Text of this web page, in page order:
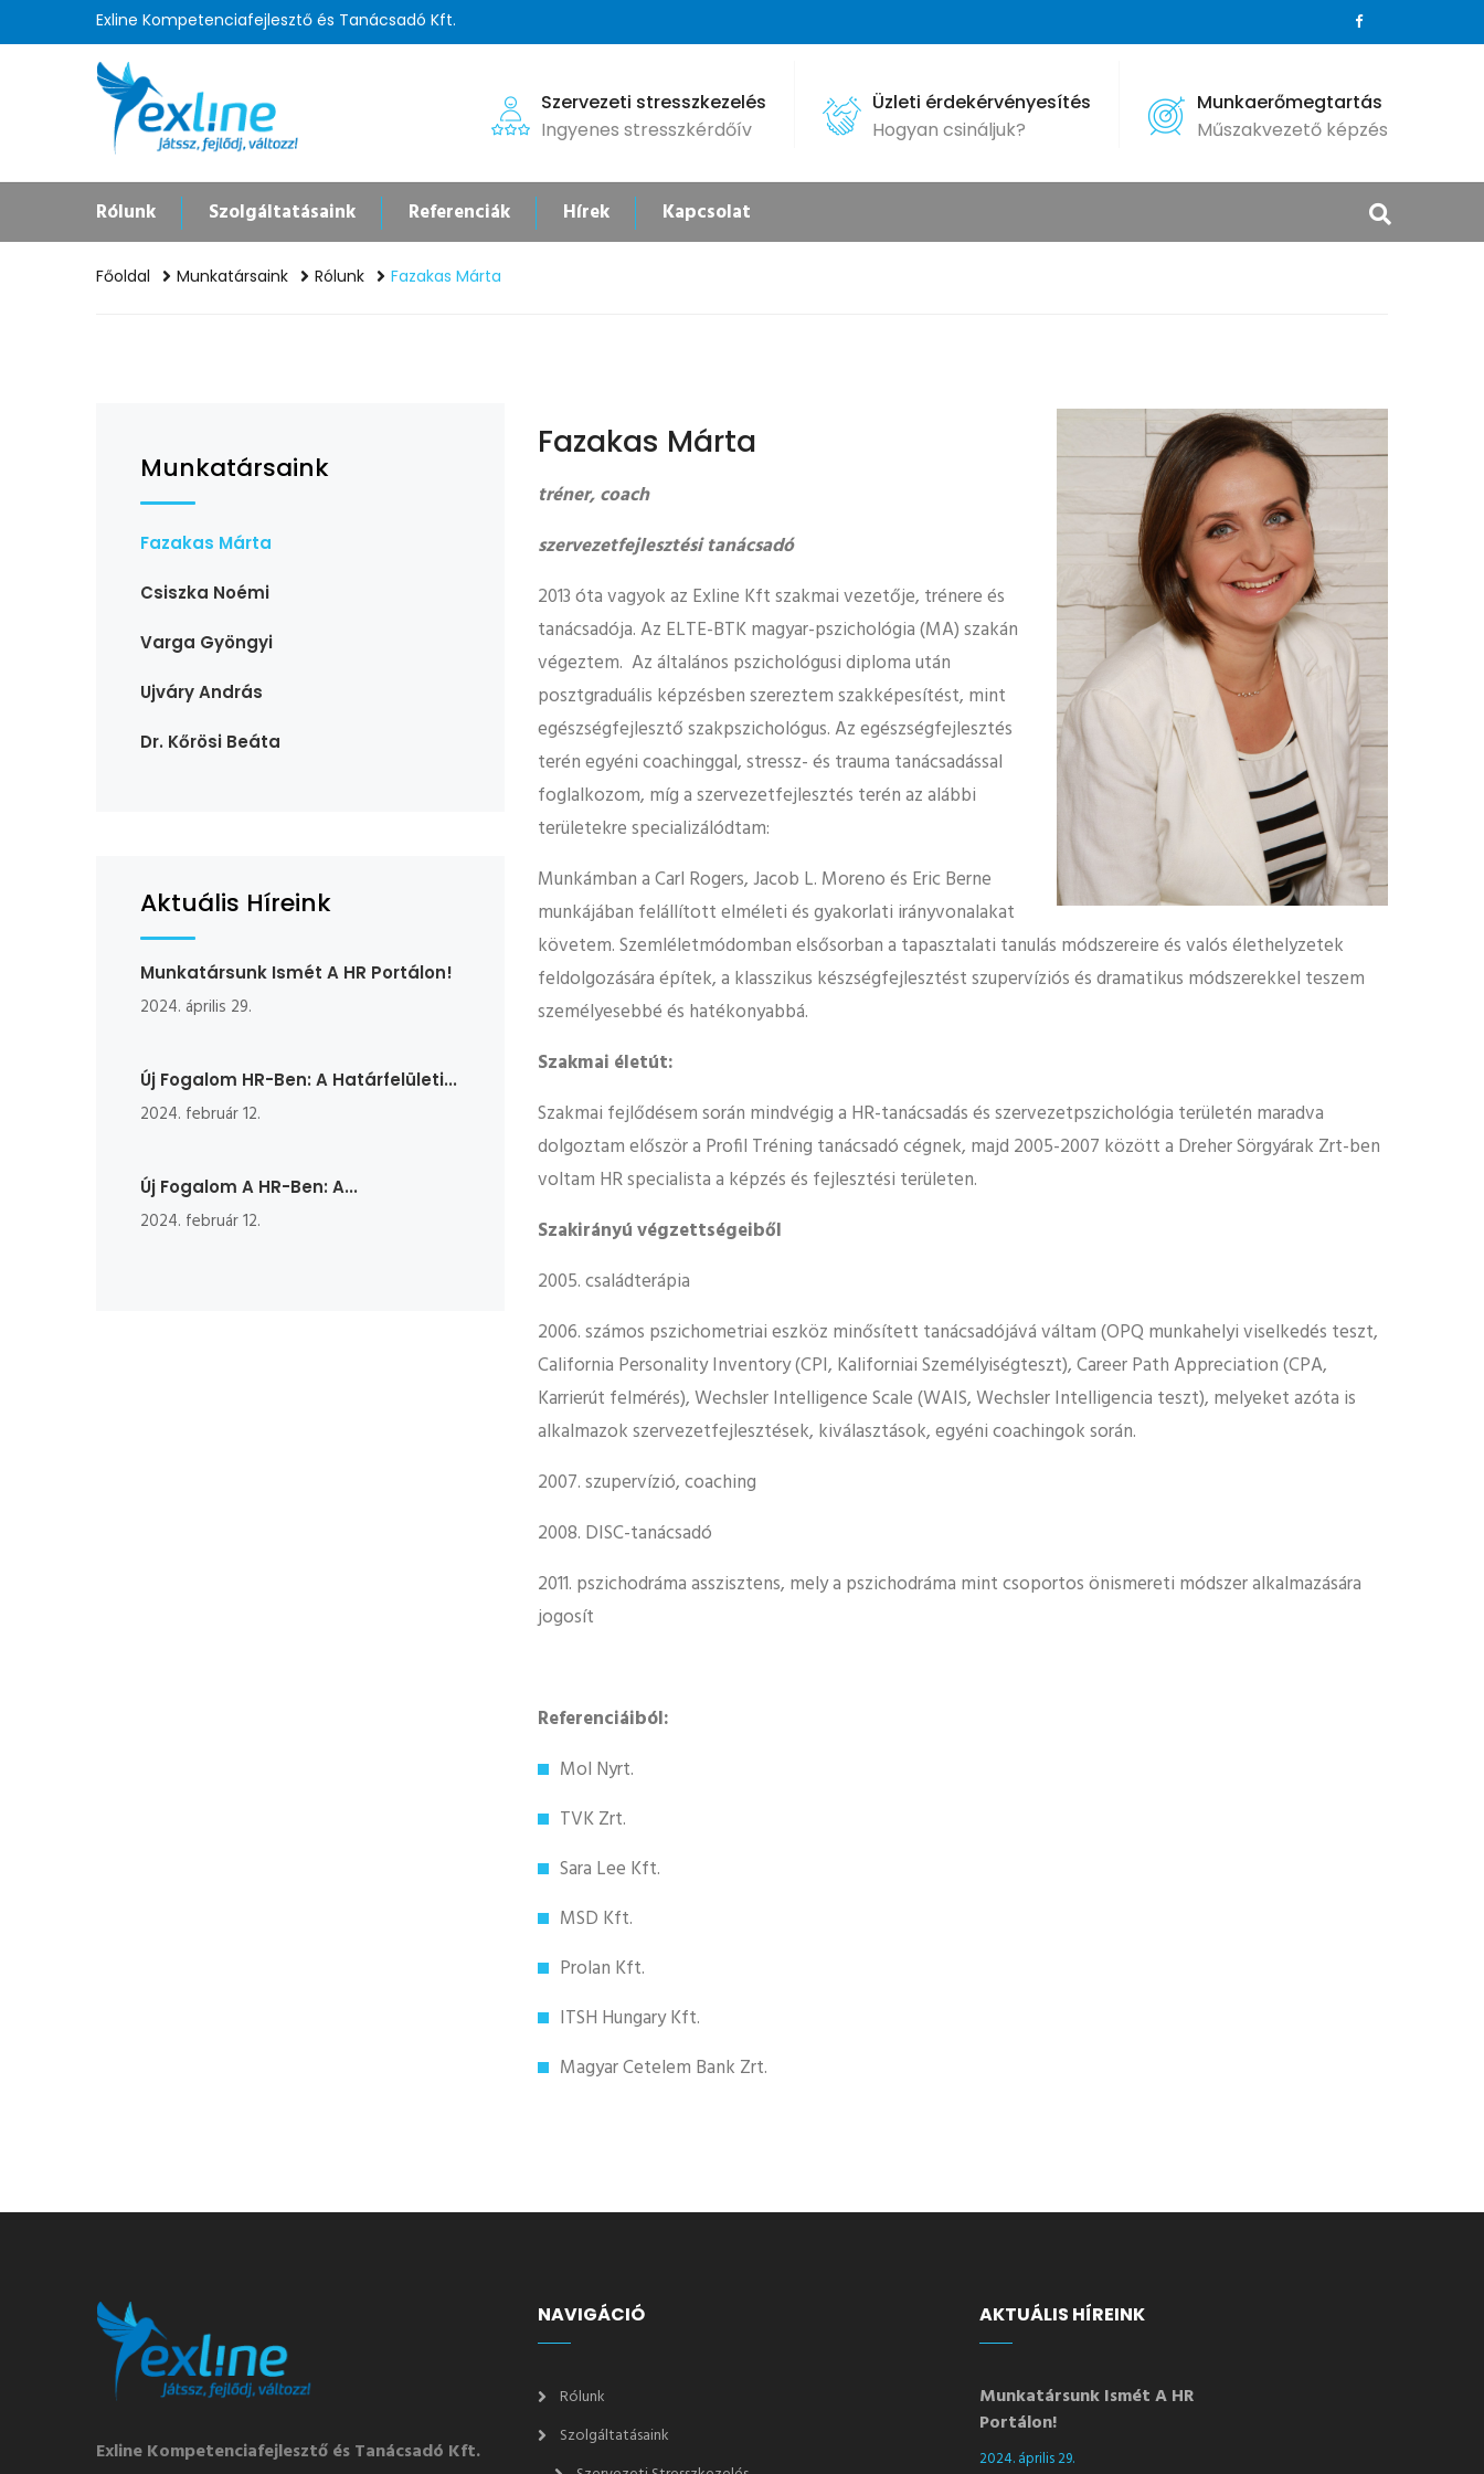
Exline Kompetenciafejlesztő és Tanácsadó Kft.
Szervezeti stresszkezelés
Ingyenes stresszkérdőív
Üzleti érdekérvényesítés
Hogyan csináljuk?
Munkaerőmegtartás
Műszakvezető képzés
Rólunk Szolgáltatásaink Referenciák Hírek Kapcsolat
Főoldal Munkatársaink Rólunk Fazakas Márta
Munkatársaink
Fazakas Márta
Csiszka Noémi
Varga Gyöngyi
Ujváry András
Dr. Kőrösi Beáta
Aktuális Híreink
Munkatársunk Ismét A HR Portálon!
2024. április 29.
Új Fogalom HR-Ben: A Határfelületi...
2024. február 12.
Új Fogalom A HR-Ben: A...
2024. február 12.
Fazakas Márta
tréner, coach
szervezetfejlesztési tanácsadó
2013 óta vagyok az Exline Kft szakmai vezetője, trénere és
tanácsadója. Az ELTE-BTK magyar-pszichológia (MA) szakán
végeztem. Az általános pszichológusi diploma után
posztgraduális képzésben szereztem szakképesítést, mint
egészségfejlesztő szakpszichológus. Az egészségfejlesztés
terén egyéni coachinggal, stressz- és trauma tanácsadással
foglalkozom, míg a szervezetfejlesztés terén az alábbi
területekre specializálódtam:
Munkámban a Carl Rogers, Jacob L. Moreno és Eric Berne
munkájában felállított elméleti és gyakorlati irányvonalakat
követem. Szemléletmódomban elsősorban a tapasztalati tanulás módszereire és valós élethelyzetek
feldolgozására építek, a klasszikus készségfejlesztést szupervíziós és dramatikus módszerekkel teszem
személyesebbé és hatékonyabbá.
Szakmai életút:
Szakmai fejlődésem során mindvégig a HR-tanácsadás és szervezetpszichológia területén maradva
dolgoztam először a Profil Tréning tanácsadó cégnek, majd 2005-2007 között a Dreher Sörgyárak Zrt-ben
voltam HR specialista a képzés és fejlesztési területen.
Szakirányú végzettségeiből
2005. családterápia
2006. számos pszichometriai eszköz minősített tanácsadójává váltam (OPQ munkahelyi viselkedés teszt,
California Personality Inventory (CPI, Kaliforniai Személyiségteszt), Career Path Appreciation (CPA,
Karrierút felmérés), Wechsler Intelligence Scale (WAIS, Wechsler Intelligencia teszt), melyeket azóta is
alkalmazok szervezetfejlesztések, kiválasztások, egyéni coachingok során.
2007. szupervízió, coaching
2008. DISC-tanácsadó
2011. pszichodráma asszisztens, mely a pszichodráma mint csoportos önismereti módszer alkalmazására
jogosít
Referenciáiból:
Mol Nyrt.
TVK Zrt.
Sara Lee Kft.
MSD Kft.
Prolan Kft.
ITSH Hungary Kft.
Magyar Cetelem Bank Zrt.
Exline Kompetenciafejlesztő és Tanácsadó Kft.
NAVIGÁCIÓ
Rólunk
Szolgáltatásaink
AKTUÁLIS HÍREINK
Munkatársunk Ismét A HR
Portálon!
2024. április 29.